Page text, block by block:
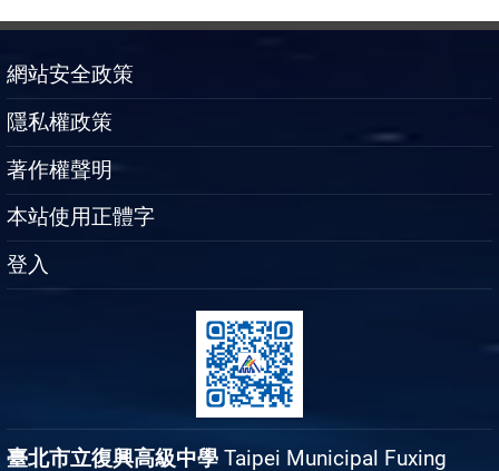
網站安全政策
隱私權政策
著作權聲明
本站使用正體字
登入
臺北市立復興高級中學 Taipei Municipal Fuxing